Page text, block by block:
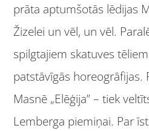
prāta aptumšotās lēdijas
Žizelei un vēl, un vēl.
spilgtajiem skatuves
patstāvīgās horeogrāfijas.
Masnē „Elēģija” – tiek
Lemberga piemiņai. Par